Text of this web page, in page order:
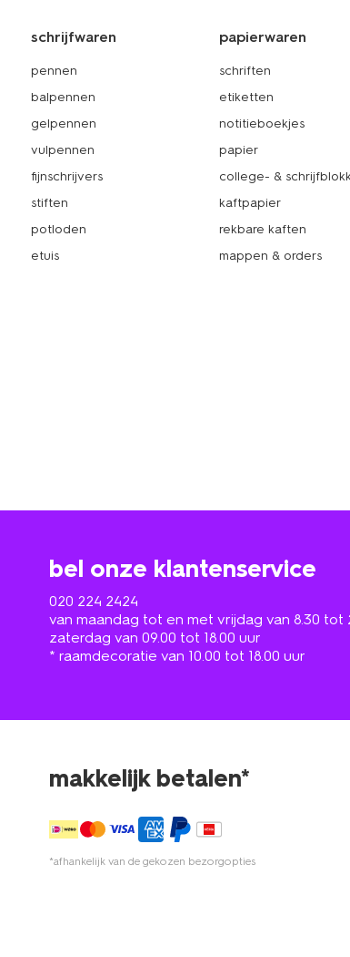
schrijfwaren
pennen
balpennen
gelpennen
vulpennen
fijnschrijvers
stiften
potloden
etuis
papierwaren
schriften
etiketten
notitieboekjes
papier
college- &
kaftpapier
rekbare kaften
mappen & orders
bel onze klantenservice
020 224 2424
van maandag tot en met vrijdag van 8.30 tot
zaterdag van 09.00 tot 18.00 uur
* raamdecoratie van 10.00 tot 18.00 uur
makkelijk betalen*
*afhankelijk van de gekozen bezorgopties